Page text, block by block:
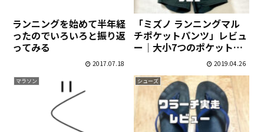
ランニングを始めて半年経
ったのでいろいろと振り返
ってみる
2017.07.18
「ミズノ ランニングマル
チポケットパンツ」レビュ
ー｜大小7つのポケットが
便利で価格もお手頃！2019.04.26
マラソン シューズ